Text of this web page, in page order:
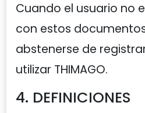
Cuando el usuario no
con estos
abstenerse de
utilizar THIMAGO.
4. DEFINICIONES